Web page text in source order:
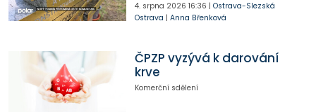
4. srpna 2026 16:36 | Ostrava-Slezská
Ostrava | Anna Břenková
ČPZP vyzývá k darování
krve
Komerční sdělení